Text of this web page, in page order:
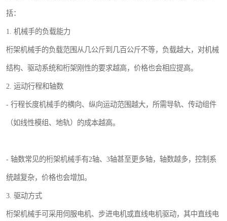
括：
1. 机械手的负载能力
桁架机械手的负载范围从几公斤到几百公斤不等，负载越大，对机械
结构、驱动系统和桁架刚性的要求越高，价格也会相应提高。
2. 运动行程和轴数
- 行程长度机械手的横向、纵向运动范围越大，所需导轨、传动组件
（如线性模组、地轨）的成本越高。
- 轴数常见的桁架机械手有2轴、3轴甚至更多轴，轴数越多，控制系
统越复杂，价格也会增加。
3. 驱动方式
桁架机械手可采用伺服电机、步进电机或直线电机驱动，其中直线电